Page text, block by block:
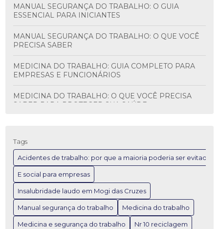
MANUAL SEGURANÇA DO TRABALHO: O GUIA
ESSENCIAL PARA INICIANTES
MANUAL SEGURANÇA DO TRABALHO: O QUE VOCÊ
PRECISA SABER
MEDICINA DO TRABALHO: GUIA COMPLETO PARA
EMPRESAS E FUNCIONÁRIOS
MEDICINA DO TRABALHO: O QUE VOCÊ PRECISA
SABER PARA PROTEGER SUA SAÚDE
NR 10 RECICLAGEM: O GUIA COMPLETO PARA UM
FUTURO SUSTENTÁVEL
NR 10 RECICLAGEM: O QUE VOCÊ PRECISA SABER
PARA COMEÇAR
QUANTO CUSTA IGNORAR A SEGURANÇA DO
TRABALHO? DESCUBRA AS MULTAS!
Tags
Acidentes de trabalho: por que a maioria poderia ser evitada
E social para empresas
Insalubridade laudo em Mogi das Cruzes
Manual segurança do trabalho Medicina do trabalho
Medicina e segurança do trabalho Nr 10 reciclagem